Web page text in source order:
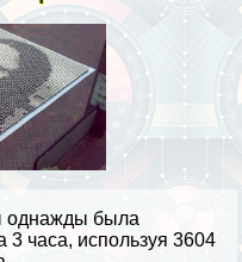
однажды была
3 часа, используя 3604